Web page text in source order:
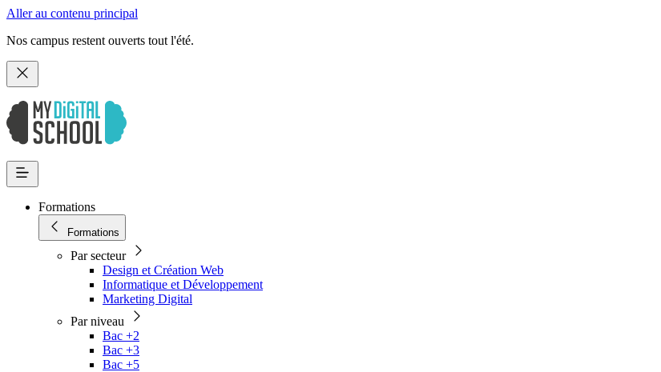
Aller au contenu principal
Nos campus restent ouverts tout l'été.
Formations
Formations
Par secteur
Design et Création Web
Informatique et Développement
Marketing Digital
Par niveau
Bac +2
Bac +3
Bac +5